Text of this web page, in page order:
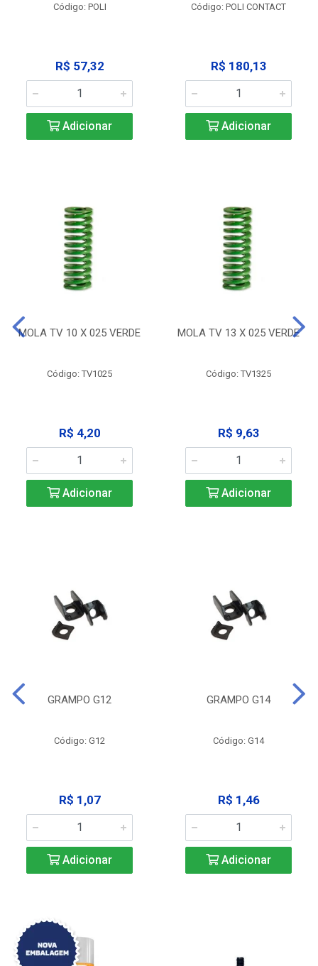
Código: POLI
R$ 57,32
Adicionar
Código: POLI CONTACT
R$ 180,13
Adicionar
MOLA TV 10 X 025 VERDE
Código: TV1025
R$ 4,20
Adicionar
MOLA TV 13 X 025 VERDE
Código: TV1325
R$ 9,63
Adicionar
GRAMPO G12
Código: G12
R$ 1,07
Adicionar
GRAMPO G14
Código: G14
R$ 1,46
Adicionar